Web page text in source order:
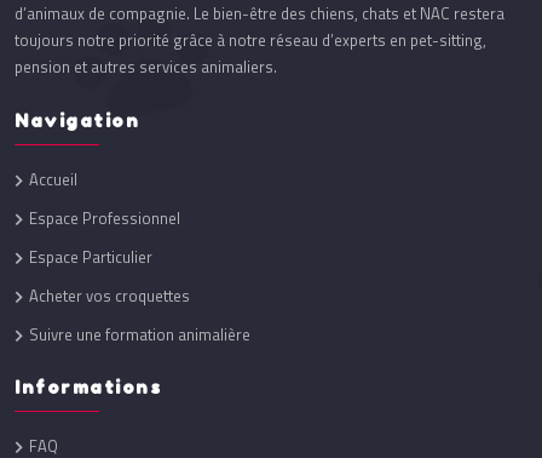
d’animaux de compagnie. Le bien-être des chiens, chats et NAC restera
toujours notre priorité grâce à notre réseau d’experts en pet-sitting,
pension et autres services animaliers.
Navigation
Accueil
Espace Professionnel
Espace Particulier
Acheter vos croquettes
Suivre une formation animalière
Informations
FAQ